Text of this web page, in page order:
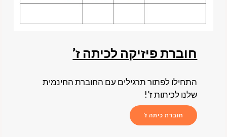
חוברת פיזיקה לכיתה ז’
התחילו לפתור תרגילים עם החוברת החינמית
שלנו לכיתות ז’!
חוברת כיתה ז’